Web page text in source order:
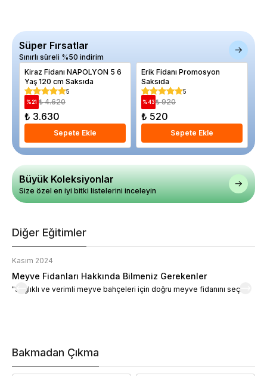
Süper Fırsatlar
Sınırlı süreli %50 indirim
Kiraz Fidanı NAPOLYON 5 6
Yaş 120 cm Saksıda
5
%21 ₺ 4.620
₺ 3.630
Sepete Ekle
Erik Fidanı Promosyon
Saksıda
5
%43 ₺ 920
₺ 520
Sepete Ekle
Büyük Koleksiyonlar
Size özel en iyi bitki listelerini inceleyin
Diğer Eğitimler
Kasım 2024
Meyve Fidanları Hakkında Bilmeniz Gerekenler
"Sağlıklı ve verimli meyve bahçeleri için doğru meyve fidanını seçin."
Bakmadan Çıkma